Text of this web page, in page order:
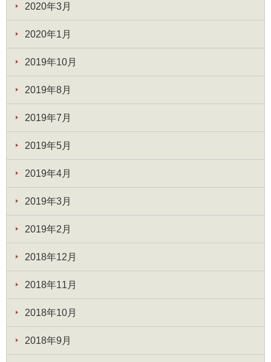
2020年3月
2020年1月
2019年10月
2019年8月
2019年7月
2019年5月
2019年4月
2019年3月
2019年2月
2018年12月
2018年11月
2018年10月
2018年9月